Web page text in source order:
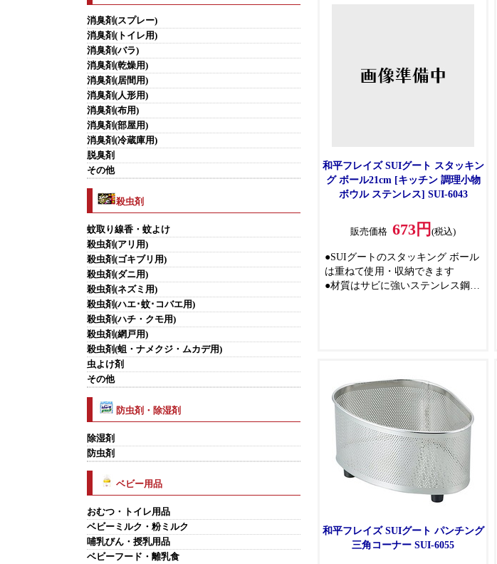
消臭剤(スプレー)
消臭剤(トイレ用)
消臭剤(バラ)
消臭剤(乾燥用)
消臭剤(居間用)
消臭剤(人形用)
消臭剤(布用)
消臭剤(部屋用)
消臭剤(冷蔵庫用)
脱臭剤
その他
殺虫剤
蚊取り線香・蚊よけ
殺虫剤(アリ用)
殺虫剤(ゴキブリ用)
殺虫剤(ダニ用)
殺虫剤(ネズミ用)
殺虫剤(ハエ･蚊･コバエ用)
殺虫剤(ハチ・クモ用)
殺虫剤(網戸用)
殺虫剤(蛆・ナメクジ・ムカデ用)
虫よけ剤
その他
防虫剤・除湿剤
除湿剤
防虫剤
ベビー用品
おむつ・トイレ用品
ベビーミルク・粉ミルク
哺乳びん・授乳用品
ベビーフード・離乳食
和平フレイズ SUIグート スタッキン
グ ボール21cm [キッチン 調理小物
ボウル ステンレス] SUI-6043
販売価格 673円 (税込)
●SUIグートのスタッキング ボール
は重ねて使用・収納できます
●材質はサビに強いステンレス鋼で
和平フレイズ SUIグート パンチング
三角コーナー SUI-6055